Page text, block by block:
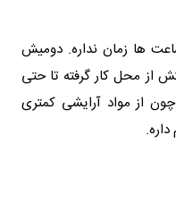
ها زمان نداره. دومیش
از محل کار گرفته تا حتی
از مواد آرایشی کمتری